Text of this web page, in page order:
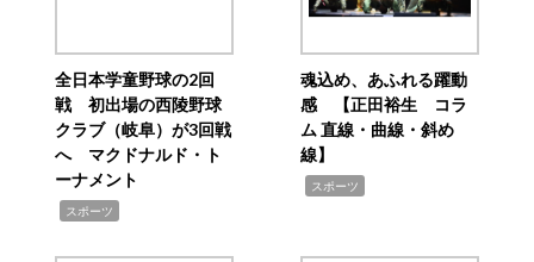
全日本学童野球の2回
戦 初出場の西陵野球
クラブ（岐阜）が3回戦
へ マクドナルド・ト
ーナメント
スポーツ
魂込め、あふれる躍動
感 【正田裕生 コラ
ム 直線・曲線・斜め
線】
スポーツ